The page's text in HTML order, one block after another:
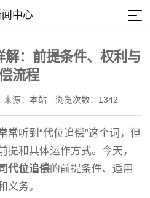
中心
：前提条件、权利与
流程
来源：本站 浏览次数：1342
常听到“代位追偿”这个词，但
提和具体运作方式。今天，
代位追偿的前提条件、适用
义务。